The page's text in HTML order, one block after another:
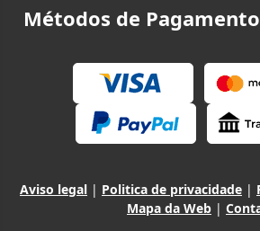
Métodos de
Aviso legal | Politica de privacidade |
Mapa da Web |